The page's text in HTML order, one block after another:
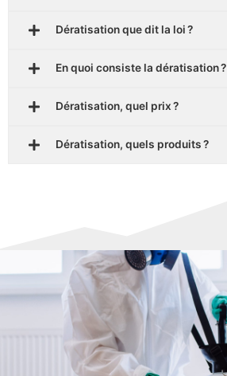
Dératisation que dit la loi ?
En quoi consiste la dératisation ?
Dératisation, quel prix ?
Dératisation, quels produits ?